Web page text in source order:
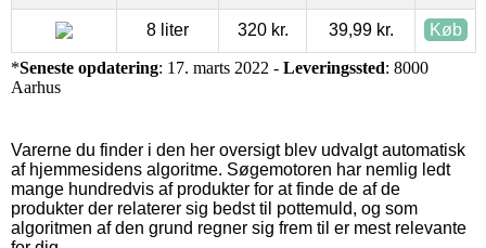
8 liter 320 kr. 39,99 kr. Køb
*Seneste opdatering: 17. marts 2022 - Leveringssted: 8000
Aarhus
Varerne du finder i den her oversigt blev udvalgt automatisk
af hjemmesidens algoritme. Søgemotoren har nemlig ledt
mange hundredvis af produkter for at finde de af de
produkter der relaterer sig bedst til pottemuld, og som
algoritmen af den grund regner sig frem til er mest relevante